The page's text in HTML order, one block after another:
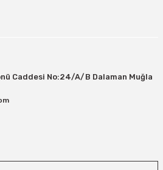
Caddesi No:24/A/B Dalaman Muğla